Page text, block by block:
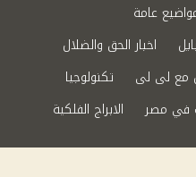
عامة
اخبار الحق والضلال
مع لى لى
تكنولوجيا
في مصر
الابراج الفلكية